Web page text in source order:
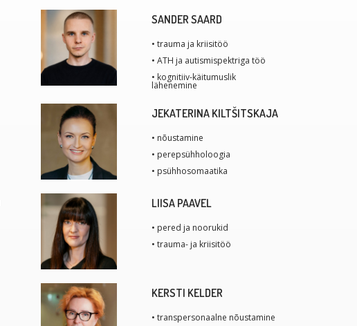
SANDER SAARD
• trauma ja kriisitöö
• ATH ja autismispektriga töö
• kognitiiv-käitumuslik
lähenemine
JEKATERINA KILTŠITSKAJA
• nõustamine
• perepsühholoogia
• psühhosomaatika
LIISA PAAVEL
• pered ja noorukid
• trauma- ja kriisitöö
KERSTI KELDER
• transpersonaalne nõustamine